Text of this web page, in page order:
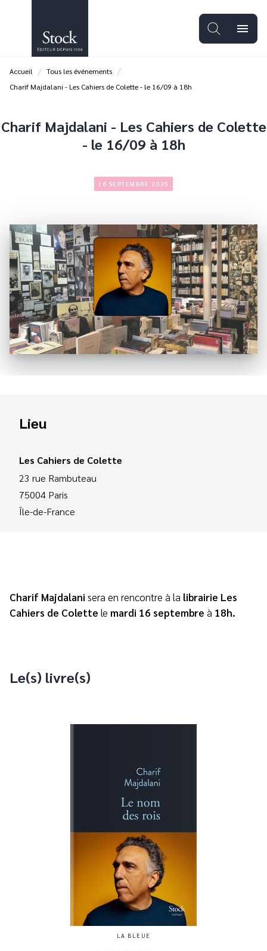
PIED DE PAGE
menu
Accueil / Tous les événements /
Charif Majdalani - Les Cahiers de Colette - le 16/09 à 18h
Charif Majdalani - Les Cahiers de Colette
- le 16/09 à 18h
16 SEPTEMBRE 2025
Lieu
Les Cahiers de Colette
23 rue Rambuteau
75004 Paris
Île-de-France
Charif Majdalani sera en rencontre à la librairie Les
Cahiers de Colette le mardi 16 septembre à 18h.
Le(s) livre(s)
LA BLEUE